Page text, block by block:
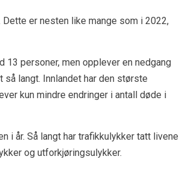
er nesten like mange som i 2022,
personer, men opplever en nedgang
langt. Innlandet har den største
kun mindre endringer i antall døde i
i år. Så langt har trafikkulykker tatt livene
og utforkjøringsulykker.